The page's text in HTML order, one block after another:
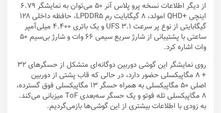
از دیگر اطلاعات نسخه پرو پلاس آنر ۵۰ می‌توان به نمایشگر ۶.۷۹
اینچی +QHD امولد، ۸ گیگابایت رم LPDDR5، حافظه داخلی ۱۲۸
گیگابایتی از نوع پر سرعت UFS 3.1 و یک باتری ۴.۴۰۰ میلی‌آمپر
ساعتی با پشتیبانی از شارژ سریع سیمی ۶۶ وات و شارژ بی‌سیم ۵۰
وات اشاره کرد.
روی نمایشگر این گوشی دوربین دوگانه‌ای متشکل از حسگرهای ۳۲
+‌ ۸ مگاپیکسلی حضور دارد، در حالی که قاب پشتی از دوربین
اصلی ۵۰ مگاپیکسلی به همراه حسگر ۱۳ مگاپیکسلی فوق گسترده،
۸ مگاپیکسلی تله فوتو و یک حسگر سه‌بعدی ToF میزبانی می‌کند.
به زودی با اطلاعات بیشتری از این گوشی‌ها بازمی‌گردیم.